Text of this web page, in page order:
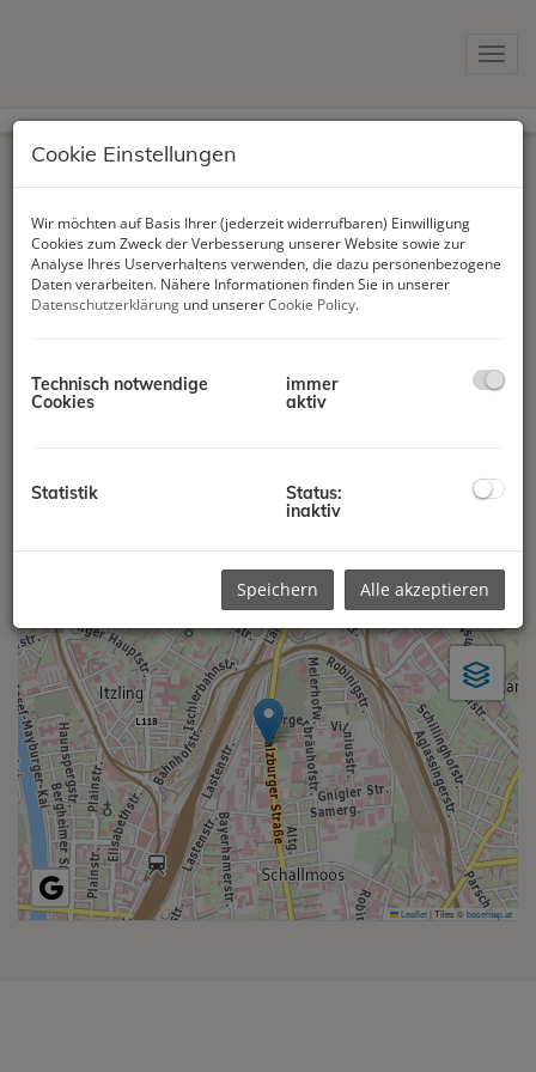
Immobilien
Kontakt
Impressum
Vogelweiderstraße 87
5020 Salzburg
www.homes4you.at
Leaflet|Tiles ©basemap.at
Cookie Einstellungen
Wir möchten auf Basis Ihrer (jederzeit widerrufbaren) Einwilligung
Cookies zum Zweck der Verbesserung unserer Website sowie zur
Analyse Ihres Userverhaltens verwenden, die dazu personenbezogene
Daten verarbeiten. Nähere Informationen finden Sie in unserer
Datenschutzerklärung und unsererCookie Policy.
Technisch notwendige
Cookies
immer
aktiv
Statistik
Status:
inaktiv
Speichern Alle akzeptieren